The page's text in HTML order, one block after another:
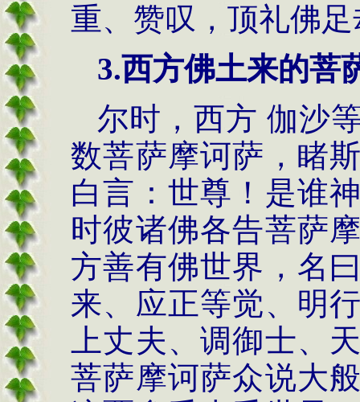
重、赞叹，顶礼佛
3.西方佛土来的菩
尔时，西方 伽沙
数菩萨摩诃萨，睹
白言：世尊！是谁
时彼诸佛各告菩萨
方善有佛世界，名
来、应正等觉、明
上丈夫、调御士、
菩萨摩诃萨众说大